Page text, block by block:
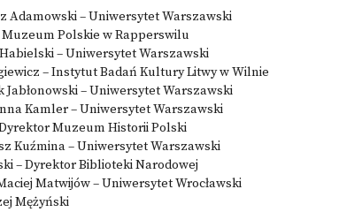
Adamowski – Uniwersytet Warszawski
Polskie w Rapperswilu
– Uniwersytet Warszawski
– Instytut Badań Kultury Litwy w Wilnie
– Uniwersytet Warszawski
Kamler – Uniwersytet Warszawski
Muzeum Historii Polski
Kuźmina – Uniwersytet Warszawski
– Dyrektor Biblioteki Narodowej
Matwijów – Uniwersytet Wrocławski
Mężyński